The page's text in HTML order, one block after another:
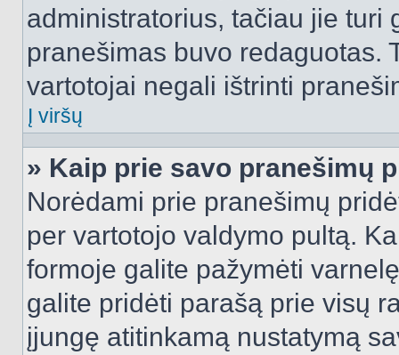
administratorius, tačiau jie turi
pranešimas buvo redaguotas.
vartotojai negali ištrinti
Į viršų
» Kaip prie savo pranešimų
Norėdami prie pranešimų
per vartotojo valdymo pultą.
formoje galite pažymėti
galite pridėti parašą prie visų
įjungę atitinkamą nustatymą